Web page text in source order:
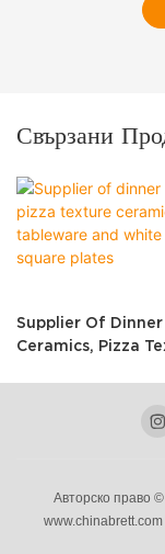
Свързани
Supplier Of Dinner
Ceramics, Pizza
Авторско право
www.chinabrett.com